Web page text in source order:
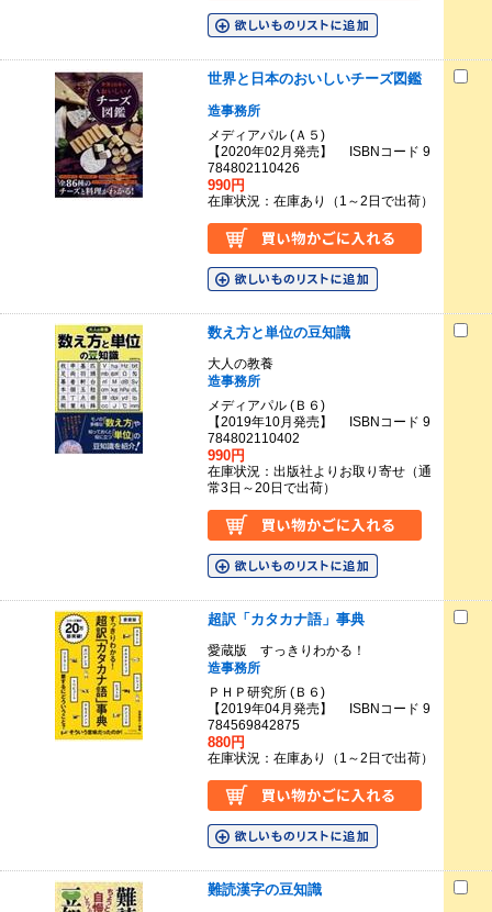
世界と日本のおいしいチーズ図鑑
造事務所
メディアパル (Ａ５)
【2020年02月発売】 ISBNコード 9
784802110426
990円
在庫状況：在庫あり（1～2日で出荷）
数え方と単位の豆知識
大人の教養
造事務所
メディアパル (Ｂ６)
【2019年10月発売】 ISBNコード 9
784802110402
990円
在庫状況：出版社よりお取り寄せ（通
常3日～20日で出荷）
超訳「カタカナ語」事典
愛蔵版 すっきりわかる！
造事務所
ＰＨＰ研究所 (Ｂ６)
【2019年04月発売】 ISBNコード 9
784569842875
880円
在庫状況：在庫あり（1～2日で出荷）
難読漢字の豆知識